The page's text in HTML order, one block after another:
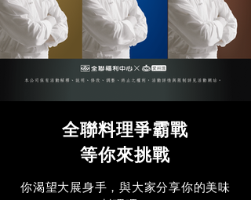
全聯料理爭霸戰
等你來挑戰
你渴望大展身手，與大家分享你的美味